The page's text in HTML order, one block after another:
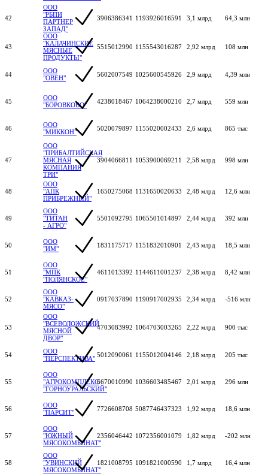
42
ООО
"РБПИ
ПАРТНЕР
ЗАПАД"
3906386341 1193926016591 3,1 млрд 64,3 млн
43
ООО
"КАЛАЧИНСКИЕ
МЯСНЫЕ
ПРОДУКТЫ"
5515012990 1155543016287 2,92 млрд 108 млн
44
ООО
"ОВЕН"
5602007549 1025600545926 2,9 млрд 4,39 млн
45
ООО
"БОРОВКОВО"
4238018467 1064238000210 2,7 млрд 559 млн
46
ООО
"МИККОН"
5020079897 1155020002433 2,6 млрд 865 тыс
47
ООО
"ПРИБАЛТИЙСКАЯ
МЯСНАЯ
КОМПАНИЯ
ТРИ"
3904066811 1053900069211 2,58 млрд 998 млн
48
ООО
"АПК
ПРИБРЕЖНЫЙ"
1650275068 1131650020633 2,48 млрд 12,6 млн
49
ООО
"ТИТАН
- АГРО"
5501092795 1065501014897 2,44 млрд 392 млн
50
ООО
"ИМ"
1831175717 1151832010901 2,43 млрд 18,5 млн
51
ООО
"МПК
"ПОЛЯНСКОЕ"
4611013392 1144611001237 2,38 млрд 8,42 млн
52
ООО
"КАВКАЗ-
МЯСО"
0917037890 1190917002935 2,34 млрд -516 млн
53
ООО
"ВСЕВОЛОЖСКИЙ
МЯСНОЙ
ДВОР"
4703083992 1064703003265 2,22 млрд 900 тыс
54
ООО
"ПЕРСПЕКТИВА" 5012090061 1155012004146 2,18 млрд 205 тыс
55
ООО
"АГРОКОМПЛЕКС
"ГОРНОУРАЛЬСКИЙ"
6670010990 1036603485467 2,01 млрд 296 млн
56
ООО
"ПАРСИТ"
7726608708 5087746437323 1,92 млрд 18,6 млн
57
ООО
"ЮЖНЫЙ
МЯСОКОМБИНАТ"
2356046442 1072356001079 1,82 млрд -202 млн
58
ООО
"УВИНСКИЙ
МЯСОКОМБИНАТ"
1821008795 1091821000590 1,7 млрд 16,4 млн